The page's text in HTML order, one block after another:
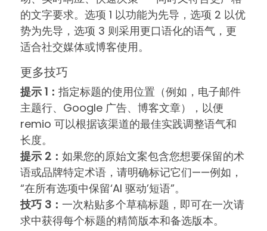
的文字要求。选项 1 以功能为先导，选项 2 以优
势为先导，选项 3 则采用更口语化的语气，更
适合社交媒体或博客使用。
提示 1：指定标题的使用位置（例如，电子邮件
主题行、Google 广告、博客文章），以便
remio 可以根据该渠道的最佳实践调整语气和
长度。
提示 2：如果您的原始文案包含您想要保留的术
语或品牌特定术语，请明确标记它们——例如，
“在所有选项中保留‘AI 驱动’短语”。
技巧 3：一次粘贴多个草稿标题，即可在一次请
求中获得每个标题的精简版本和备选版本。
更多技巧